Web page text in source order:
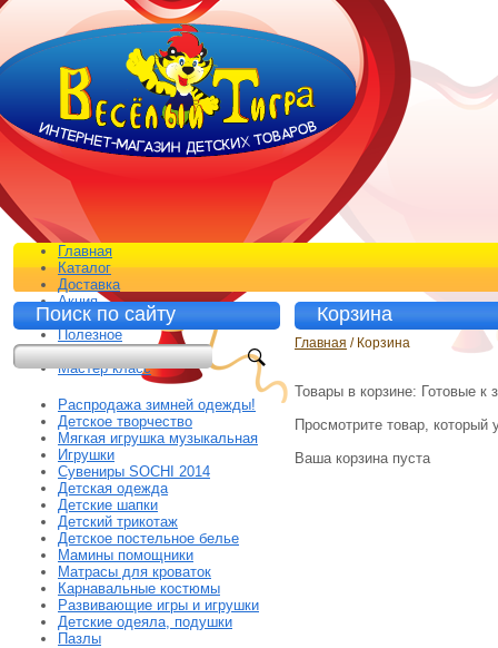
Главная
Каталог
Доставка
Акция
Контакты
Полезное
Отзывы
Мастер класс
Корзина
Главная / Корзина
Товары в корзине: Готовые к
Просмотрите товар, который
Ваша корзина пуста
Поиск по сайту
Распродажа зимней одежды!
Детское творчество
Мягкая игрушка музыкальная
Игрушки
Сувениры SOCHI 2014
Детская одежда
Детские шапки
Детский трикотаж
Детское постельное белье
Мамины помощники
Матрасы для кроваток
Карнавальные костюмы
Развивающие игры и игрушки
Детские одеяла, подушки
Пазлы